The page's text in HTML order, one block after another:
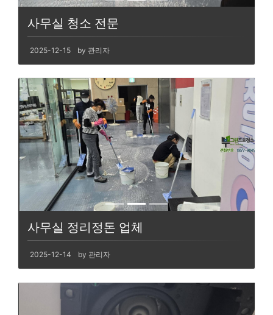
사무실 청소 전문
2025-12-15 by 관리자
사무실 정리정돈 업체
2025-12-14 by 관리자